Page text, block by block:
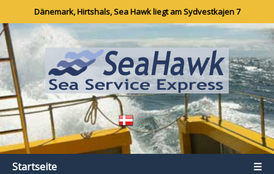
Dänemark, Hirtshals, Sea Hawk liegt am Sydvestkajen 7
Startseite ☰